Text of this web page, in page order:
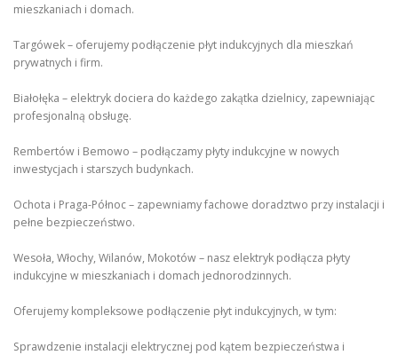
mieszkaniach i domach.
Targówek – oferujemy podłączenie płyt indukcyjnych dla mieszkań
prywatnych i firm.
Białołęka – elektryk dociera do każdego zakątka dzielnicy, zapewniając
profesjonalną obsługę.
Rembertów i Bemowo – podłączamy płyty indukcyjne w nowych
inwestycjach i starszych budynkach.
Ochota i Praga-Północ – zapewniamy fachowe doradztwo przy instalacji i
pełne bezpieczeństwo.
Wesoła, Włochy, Wilanów, Mokotów – nasz elektryk podłącza płyty
indukcyjne w mieszkaniach i domach jednorodzinnych.
Oferujemy kompleksowe podłączenie płyt indukcyjnych, w tym:
Sprawdzenie instalacji elektrycznej pod kątem bezpieczeństwa i